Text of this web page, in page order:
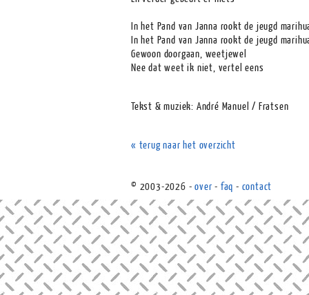
In het Pand van Janna rookt de jeugd
In het Pand van Janna rookt de jeugd
Gewoon doorgaan, weetjewel
Nee dat weet ik niet, vertel eens
Tekst & muziek: André Manuel / Fratsen
« terug naar het overzicht
© 2003-2026 -over - faq - contact